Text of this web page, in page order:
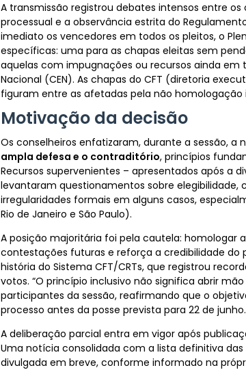
A transmissão registrou debates intensos entre
processual e a observância estrita do
imediato os vencedores em todos os pleitos, o
específicas: uma para as chapas eleitas sem
aquelas com impugnações ou recursos ainda em
Nacional (CEN). As chapas do CFT (diretoria
figuram entre as afetadas pela não
Motivação da decisão
Os conselheiros enfatizaram, durante a sessão, a
ampla defesa e o contraditório, princípios
Recursos supervenientes – apresentados após a
levantaram questionamentos sobre elegibilidade,
irregularidades formais em alguns casos,
Rio de Janeiro e São Paulo).
A posição majoritária foi pela cautela: homologar
contestações futuras e reforça a credibilidade do
história do Sistema CFT/CRTs, que registrou
votos. “O princípio inclusivo não significa abrir
participantes da sessão, reafirmando que o
processo antes da posse prevista para 22 de junho.
A deliberação parcial entra em vigor após
Uma notícia consolidada com a lista definitiva
divulgada em breve, conforme informado na